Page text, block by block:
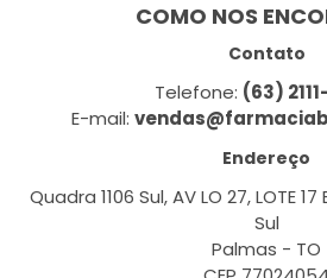
COMO NOS
Contato
Telefone: (63)
E-mail:
Endereço
Quadra 1106 Sul, AV LO 27, LOTE
Sul
Palmas - TO